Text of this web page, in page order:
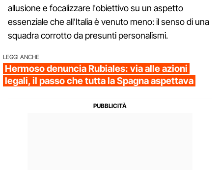
allusione e focalizzare l'obiettivo su un aspetto
essenziale che all'Italia è venuto meno: il senso di una
squadra corrotto da presunti personalismi.
LEGGI ANCHE
Hermoso denuncia Rubiales: via alle azioni
legali, il passo che tutta la Spagna aspettava